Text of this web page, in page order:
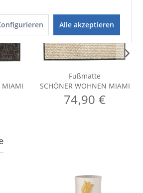
MIAMI
Fußmatte
SCHÖNER WOHNEN MIAMI
74,90 €
Alle akzeptieren